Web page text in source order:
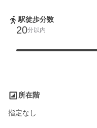
駅徒歩分数
20分以内
所在階
指定なし